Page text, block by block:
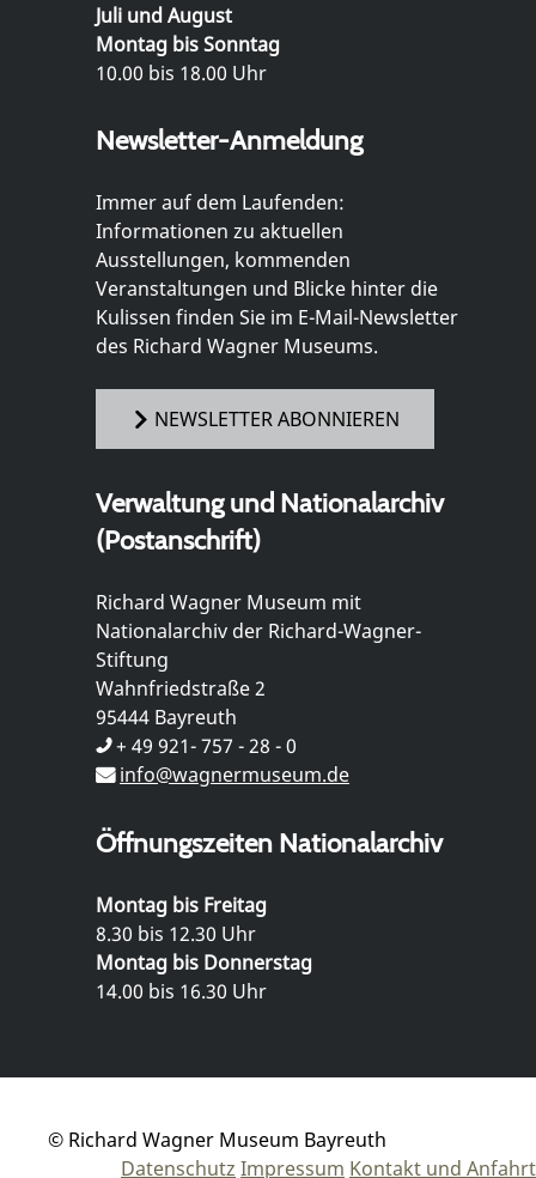
Juli und August
Montag bis Sonntag
10.00 bis 18.00 Uhr
Newsletter-Anmeldung
Immer auf dem Laufenden:
Informationen zu aktuellen
Ausstellungen, kommenden
Veranstaltungen und Blicke hinter die
Kulissen finden Sie im E-Mail-Newsletter
des Richard Wagner Museums.
NEWSLETTER ABONNIEREN
Verwaltung und Nationalarchiv
(Postanschrift)
Richard Wagner Museum mit
Nationalarchiv der Richard-Wagner-
Stiftung
Wahnfriedstraße 2
95444 Bayreuth
+ 49 921- 757 - 28 - 0
info@wagnermuseum.de
Öffnungszeiten Nationalarchiv
Montag bis Freitag
8.30 bis 12.30 Uhr
Montag bis Donnerstag
14.00 bis 16.30 Uhr
© Richard Wagner Museum Bayreuth
Datenschutz Impressum Kontakt und Anfahrt